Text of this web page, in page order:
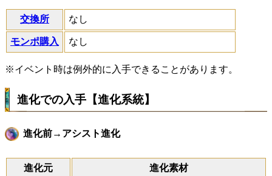
交換所 なし
モンポ購入 なし
※イベント時は例外的に入手できることがあります。
進化での入手【進化系統】
進化前→アシスト進化
進化元 進化素材